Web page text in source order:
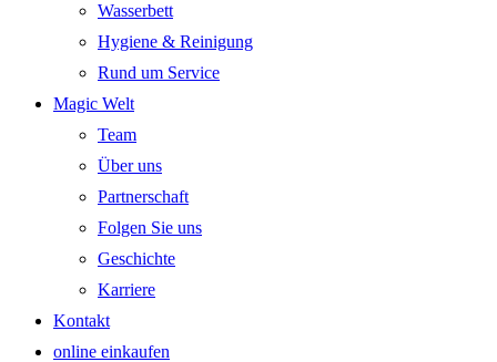
Wasserbett
Hygiene & Reinigung
Rund um Service
Magic Welt
Team
Über uns
Partnerschaft
Folgen Sie uns
Geschichte
Karriere
Kontakt
online einkaufen